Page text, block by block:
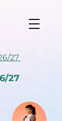
27
27